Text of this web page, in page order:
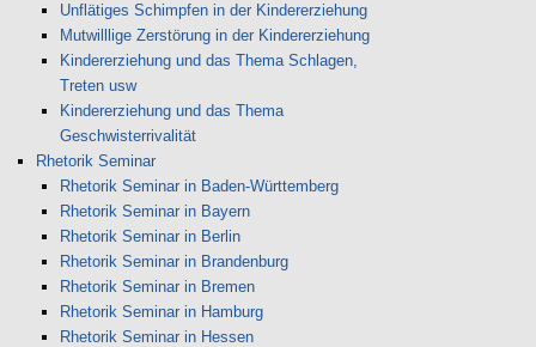
Unflätiges Schimpfen in der Kindererziehung
Mutwilllige Zerstörung in der Kindererziehung
Kindererziehung und das Thema Schlagen,
Treten usw
Kindererziehung und das Thema
Geschwisterrivalität
Rhetorik Seminar
Rhetorik Seminar in Baden-Württemberg
Rhetorik Seminar in Bayern
Rhetorik Seminar in Berlin
Rhetorik Seminar in Brandenburg
Rhetorik Seminar in Bremen
Rhetorik Seminar in Hamburg
Rhetorik Seminar in Hessen